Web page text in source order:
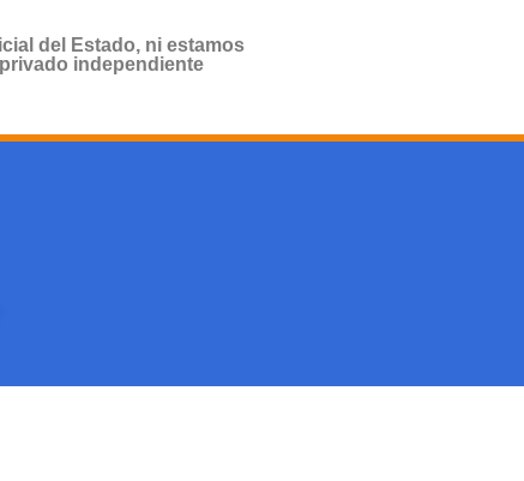
del Estado, ni estamos
independiente